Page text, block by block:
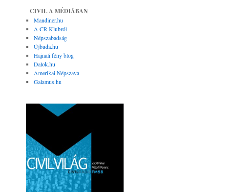
CIVIL A MÉDIÁBAN
Mandiner.hu
A CR Klubról
Népszabadság
Újbuda.hu
Hajnali fény blog
Dalok.hu
Amerikai Népszava
Galamus.hu